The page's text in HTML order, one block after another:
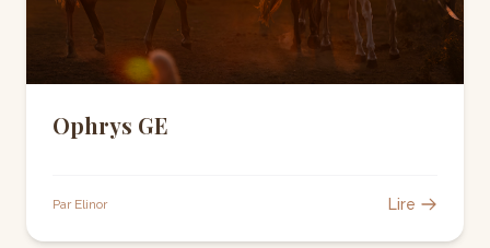
Ophrys GE
Par Elinor Lire